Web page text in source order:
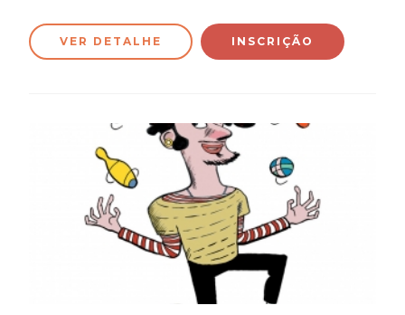
VER DETALHE INSCRIÇÃO